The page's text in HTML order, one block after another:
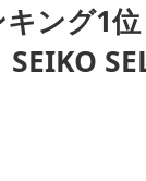
キング1
SEIKO